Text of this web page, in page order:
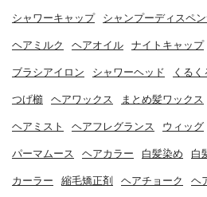
シャワーキャップ シャンプーディスペ
ヘアミルク ヘアオイル ナイトキャップ
ブラシアイロン シャワーヘッド くる
つげ櫛 ヘアワックス まとめ髪ワックス
ヘアミスト ヘアフレグランス ウィッグ
パーマムース ヘアカラー 白髪染め 白
カーラー 縮毛矯正剤 ヘアチョーク ヘ